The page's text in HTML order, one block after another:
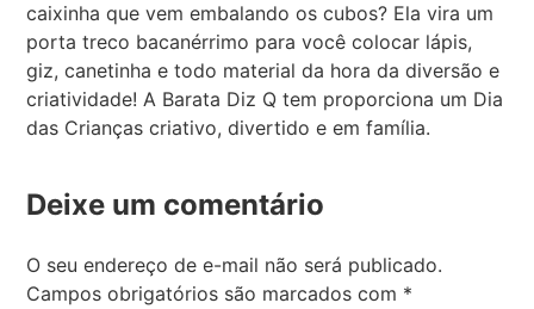
caixinha que vem embalando os cubos? Ela vira um
porta treco bacanérrimo para você colocar lápis,
giz, canetinha e todo material da hora da diversão e
criatividade! A Barata Diz Q tem proporciona um Dia
das Crianças criativo, divertido e em família.
Deixe um comentário
O seu endereço de e-mail não será publicado.
Campos obrigatórios são marcados com *